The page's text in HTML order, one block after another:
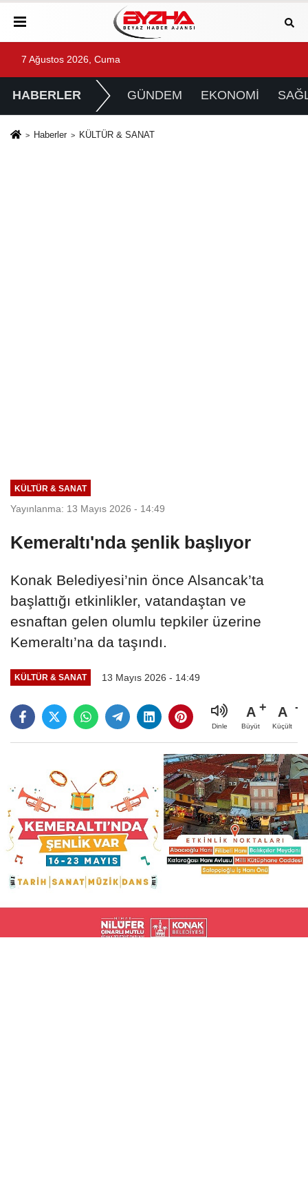
7 Ağustos 2026, Cuma
HABERLER GÜNDEM EKONOMİ
Haberler KÜLTÜR & SANAT
KÜLTÜR & SANAT
Yayınlanma: 13 Mayıs 2026 - 14:49
Kemeraltı'nda şenlik başlıyor
Konak Belediyesi’nin önce Alsancak’ta
başlattığı etkinlikler, vatandaştan ve
esnaftan gelen olumlu tepkiler üzerine
Kemeraltı’na da taşındı.
KÜLTÜR & SANAT 13 Mayıs 2026 - 14:49
Dinle
A
Büyüt
A
Küçült